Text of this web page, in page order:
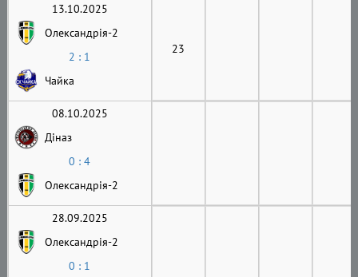
13.10.2025
Олександрія-2
2 : 1
Чайка
23
08.10.2025
Діназ
0 : 4
Олександрія-2
28.09.2025
Олександрія-2
0 : 1